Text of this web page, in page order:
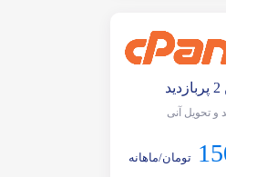
پلن 2 پربازدید
خرید و تحویل آنی
150,000 تومان/ماهانه